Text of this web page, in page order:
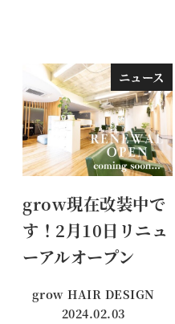
ニュース
grow現在改装中で
す！2月10日リニュ
ーアルオープン
grow HAIR DESIGN
2024.02.03